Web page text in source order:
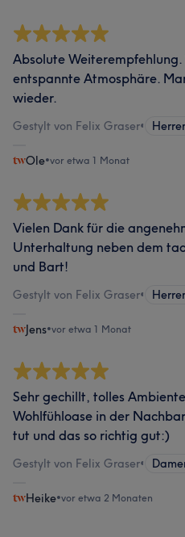
Absolute
entspannte Atmosphäre.
wieder.
Gestylt von Felix Graser•
Ole•vor etwa 1 Monat
Vielen Dank für die
Unterhaltung neben dem
und Bart!
Gestylt von Felix Graser•
Jens•vor etwa 1 Monat
Sehr gechillt, tolles
Wohlfühloase in der
tut und das so richtig gut:)
Gestylt von Felix Graser•
Heike•vor etwa 2 Monaten